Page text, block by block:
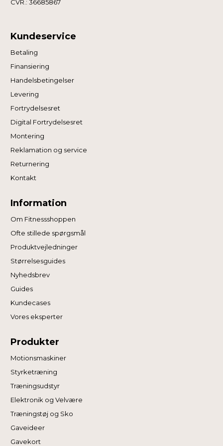
CVR.: 36685867
Kundeservice
Betaling
Finansiering
Handelsbetingelser
Levering
Fortrydelsesret
Digital Fortrydelsesret
Montering
Reklamation og service
Returnering
Kontakt
Information
Om Fitnessshoppen
Ofte stillede spørgsmål
Produktvejledninger
Størrelsesguides
Nyhedsbrev
Guides
Kundecases
Vores eksperter
Produkter
Motionsmaskiner
Styrketræning
Træningsudstyr
Elektronik og Velvære
Træningstøj og Sko
Gaveideer
Gavekort